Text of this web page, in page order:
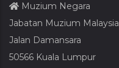
Muzium Negara
Jabatan Muzium Malaysia
Jalan Damansara
50566 Kuala Lumpur